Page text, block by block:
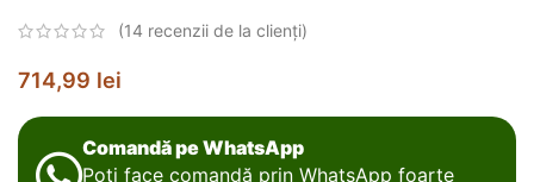
(14 recenzii de la clienți)
714,99 lei
Comandă pe WhatsApp
Poți face comandă prin WhatsApp foarte